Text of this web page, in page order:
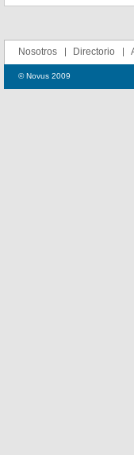
Nosotros Directorio
© Novus 2009